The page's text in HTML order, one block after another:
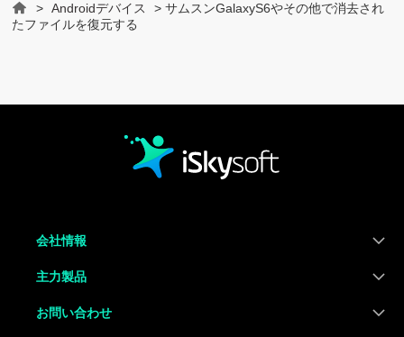
Home
> Androidデバイス
> サムスンGalaxyS6やその他で消去され
たファイルを復元する
会社情報
主力製品
お問い合わせ